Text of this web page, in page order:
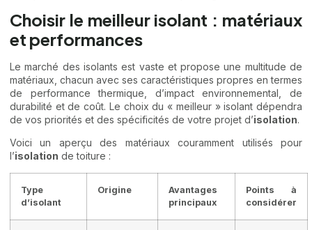
Choisir le meilleur isolant : matériaux
et performances
Le marché des isolants est vaste et propose une multitude de
matériaux, chacun avec ses caractéristiques propres en termes
de performance thermique, d’impact environnemental, de
durabilité et de coût. Le choix du « meilleur » isolant dépendra
de vos priorités et des spécificités de votre projet d’isolation.
Voici un aperçu des matériaux couramment utilisés pour
l’isolation de toiture :
Type
d’isolant
Origine
Avantages
principaux
Points à
considérer